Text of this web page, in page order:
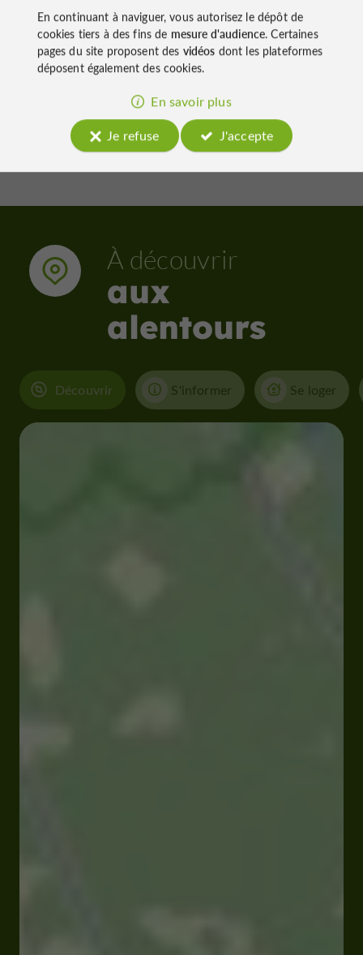
À découvrir
aux
alentours
Découvrir S'informer Se loger
En continuant à naviguer, vous autorisez le dépôt de
cookies tiers à des fins de mesure d'audience. Certaines
pages du site proposent des vidéos dont les plateformes
déposent également des cookies.
En savoir plus
Je refuse
J'accepte